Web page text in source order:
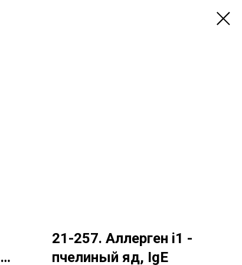
21-257. Аллерген i1 -
пчелиный яд, IgE